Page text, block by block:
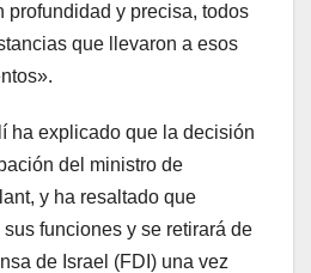
profundidad y precisa, todos
que llevaron a esos
ha explicado que la decisión
del ministro de
y ha resaltado que
funciones y se retirará de
de Israel (FDI) una vez